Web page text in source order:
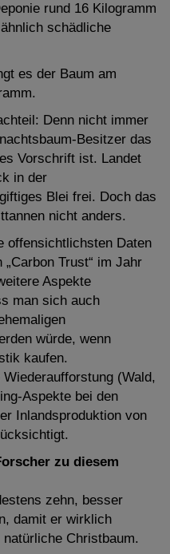
rund 16 Kilogramm
schädliche
es der Baum am
Denn nicht immer
Besitzer das
Vorschrift ist. Landet
in der
Blei frei. Doch das
nicht anders.
offensichtlichsten Daten
Trust“ im Jahr
Aspekte
man sich auch
würde, wenn
kaufen.
(Wald,
Aspekte bei den
Inlandsproduktion von
zu diesem
zehn, besser
damit er wirklich
Christbaum.